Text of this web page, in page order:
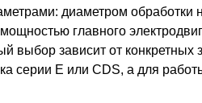
диаметром обработки
главного
выбор зависит от конкретных
серии E или CDS, а для